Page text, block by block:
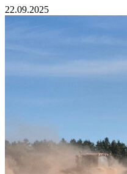
22.09.2025